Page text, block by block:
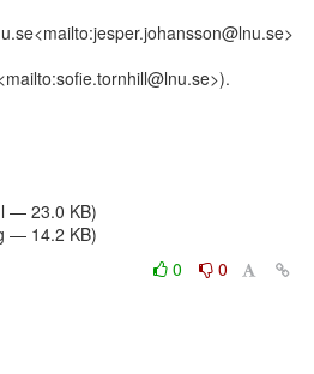
— 23.0 KB)
— 14.2 KB)
0
0